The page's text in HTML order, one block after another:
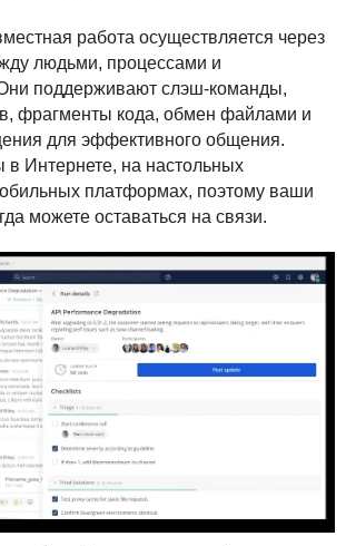
работа осуществляется через
людьми, процессами и
поддерживают слэш-команды,
фрагменты кода, обмен файлами и
для эффективного общения.
в Интернете, на настольных
платформах, поэтому ваши
можете оставаться на связи.